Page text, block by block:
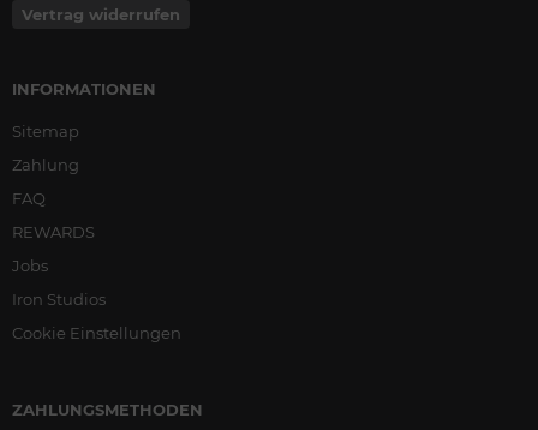
Vertrag widerrufen
INFORMATIONEN
Sitemap
Zahlung
FAQ
REWARDS
Jobs
Iron Studios
Cookie Einstellungen
ZAHLUNGSMETHODEN